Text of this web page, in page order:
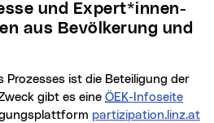
und Expert*innen-
aus Bevölkerung und
gibt es eine ÖEK-Infoseite
partizipation.linz.at